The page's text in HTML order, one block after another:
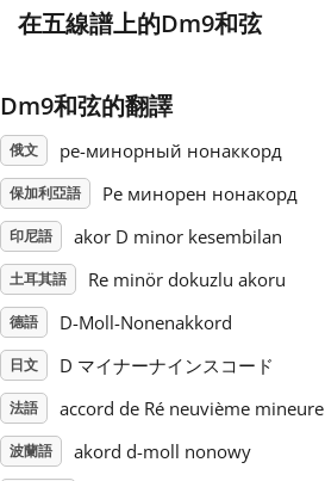
Русский
Svenska
Tiếng Việt
Türkçe
在五線譜上的Dm9和弦
Dm9和弦的翻譯
俄文 ре-минорный нонаккорд
保加利亞語 Ре минорен нонакорд
印尼語 akor D minor kesembilan
土耳其語 Re minör dokuzlu akoru
德語 D-Moll-Nonenakkord
日文 D マイナーナインスコード
法語 accord de Ré neuvième mineure
波蘭語 akord d-moll nonowy